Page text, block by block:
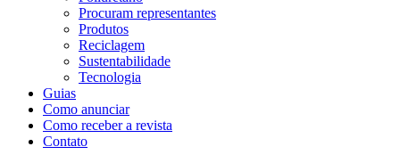
Procuram representantes
Produtos
Reciclagem
Sustentabilidade
Tecnologia
Guias
Como anunciar
Como receber a revista
Contato